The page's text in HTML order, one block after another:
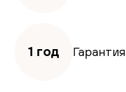
1 год